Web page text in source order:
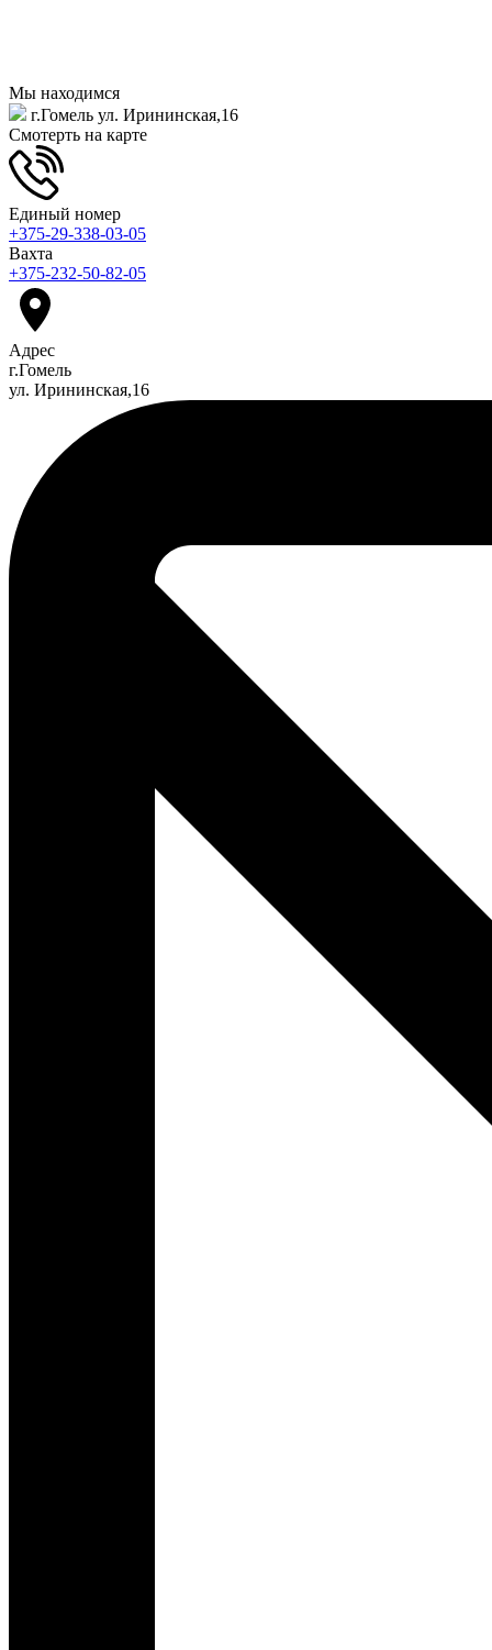
Мы находимся
г.Гомель ул. Ирининская,16
Смотерть на карте
Единый номер
+375-29-338-03-05
Вахта
+375-232-50-82-05
Адрес
г.Гомель
ул. Ирининская,16